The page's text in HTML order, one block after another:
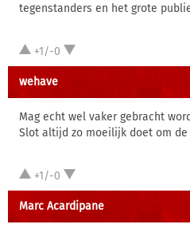
tegenstanders en het grote
+1/-0
wehave
Mag echt wel vaker gebracht
Slot altijd zo moeilijk doet om de
+1/-0
Marc Acardipane